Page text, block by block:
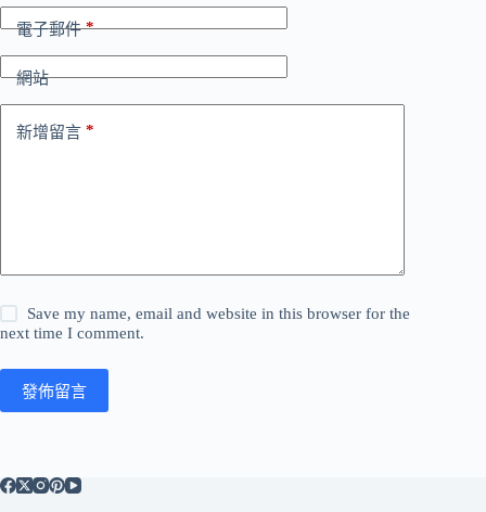
電子郵件*
網站
新增留言 *
Save my name, email and website in this browser for the
next time I comment.
發佈留言